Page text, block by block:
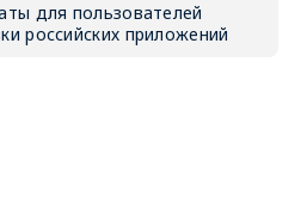
для пользователей
российских приложений